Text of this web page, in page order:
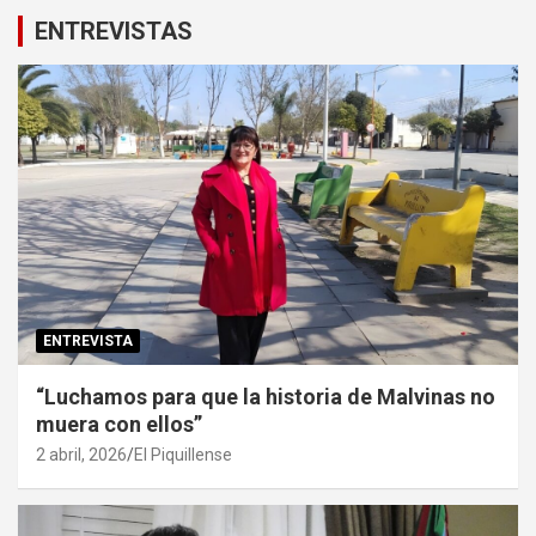
ENTREVISTAS
ENTREVISTA
“Luchamos para que la historia de Malvinas no
muera con ellos”
2 abril, 2026 El Piquillense